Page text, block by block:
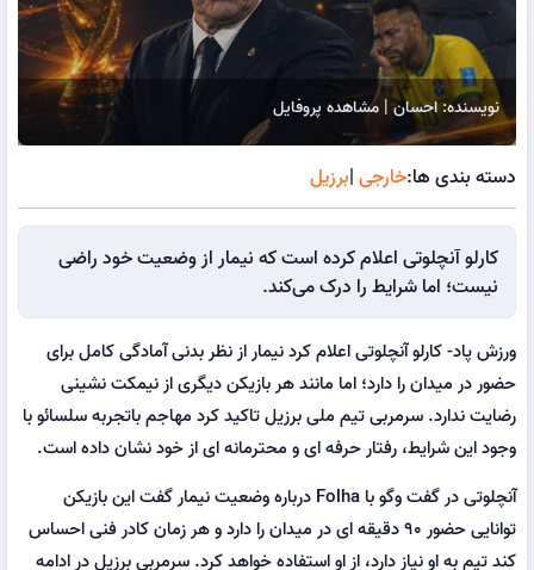
نویسنده: احسان | مشاهده پروفایل
دسته بندی ها:خارجی |برزیل
کارلو آنچلوتی اعلام کرده است که نیمار از وضعیت خود راضی
نیست؛ اما شرایط را درک می‌کند.
ورزش پاد- کارلو آنچلوتی اعلام کرد نیمار از نظر بدنی آمادگی کامل برای
حضور در میدان را دارد؛ اما مانند هر بازیکن دیگری از نیمکت نشینی
رضایت ندارد. سرمربی تیم ملی برزیل تاکید کرد مهاجم باتجربه سلسائو با
وجود این شرایط، رفتار حرفه ای و محترمانه ای از خود نشان داده است.
آنچلوتی در گفت وگو با Folha درباره وضعیت نیمار گفت این بازیکن
توانایی حضور ۹۰ دقیقه ای در میدان را دارد و هر زمان کادر فنی احساس
کند تیم به او نیاز دارد، از او استفاده خواهد کرد. سرمربی برزیل در ادامه